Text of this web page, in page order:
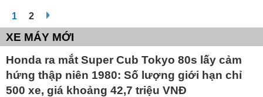
1 2
XE MÁY MỚI
Honda ra mắt Super Cub Tokyo 80s lấy cảm
hứng thập niên 1980: Số lượng giới hạn chỉ
500 xe, giá khoảng 42,7 triệu VNĐ